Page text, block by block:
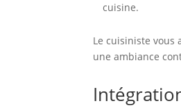
cuisine.
Le cuisiniste vous
une ambiance